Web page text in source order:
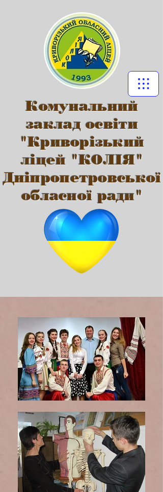
Комунальний
заклад освіти
"Криворізький
ліцей "КОЛІЯ"
Дніпропетровської
обласної ради"